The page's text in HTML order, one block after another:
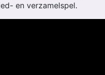
en verzamelspel.